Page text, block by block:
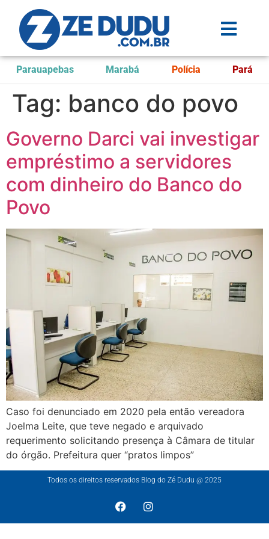
Parauapebas Marabá Polícia Pará
Tag: banco do povo
Governo Darci vai investigar
empréstimo a servidores
com dinheiro do Banco do
Povo
Caso foi denunciado em 2020 pela então vereadora
Joelma Leite, que teve negado e arquivado
requerimento solicitando presença à Câmara de titular
do órgão. Prefeitura quer “pratos limpos”
Todos os direitos reservados Blog do Zé Dudu @ 2025